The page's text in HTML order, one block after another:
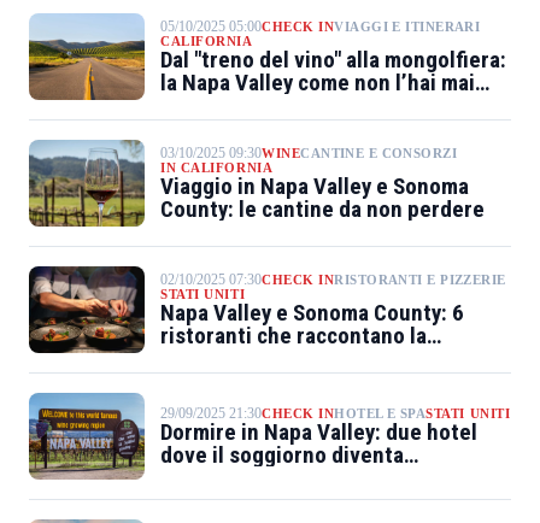
05/10/2025 05:00CHECK INVIAGGI E ITINERARI
CALIFORNIA
Dal "treno del vino" alla mongolfiera:
la Napa Valley come non l’hai mai
03/10/2025 09:30WINECANTINE E CONSORZI
IN CALIFORNIA
Viaggio in Napa Valley e Sonoma
County: le cantine da non perdere
02/10/2025 07:30CHECK INRISTORANTI E PIZZERIE
STATI UNITI
Napa Valley e Sonoma County: 6
ristoranti che raccontano la
29/09/2025 21:30CHECK INHOTEL E SPASTATI UNITI
Dormire in Napa Valley: due hotel
dove il soggiorno diventa